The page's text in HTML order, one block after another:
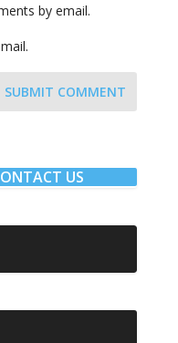
by email.
SUBMIT COMMENT
US